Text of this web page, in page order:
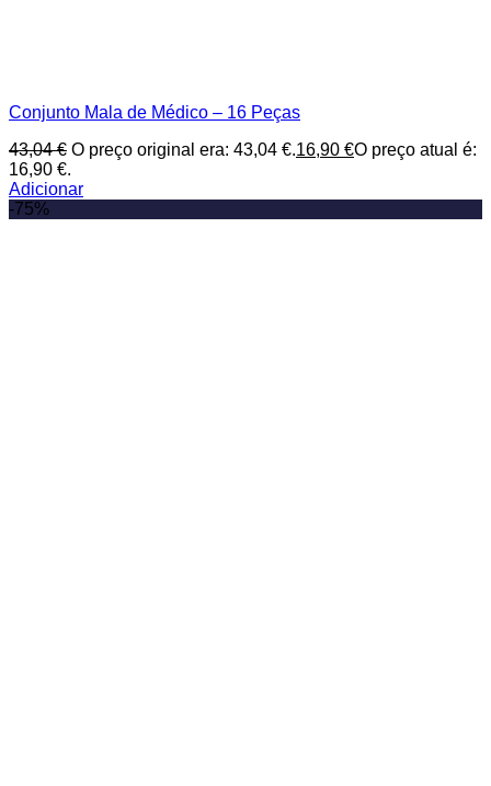
Conjunto Mala de Médico – 16 Peças
43,04€ O preço original era: 43,04 €.16,90 €O preço atual é:
16,90 €.
Adicionar
-75%